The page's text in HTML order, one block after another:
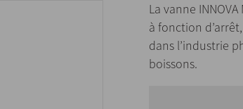
La vanne
à fonction
dans l’industrie
boissons.